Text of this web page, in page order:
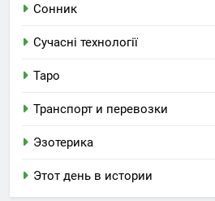
Сонник
Сучасні технології
Таро
Транспорт и перевозки
Эзотерика
Этот день в истории